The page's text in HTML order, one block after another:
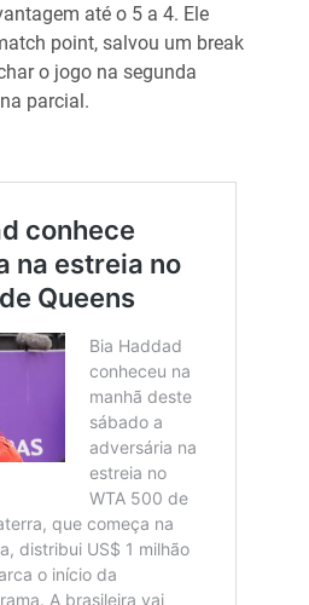
até o 5 a 4. Ele
point, salvou um break
o jogo na segunda
parcial.